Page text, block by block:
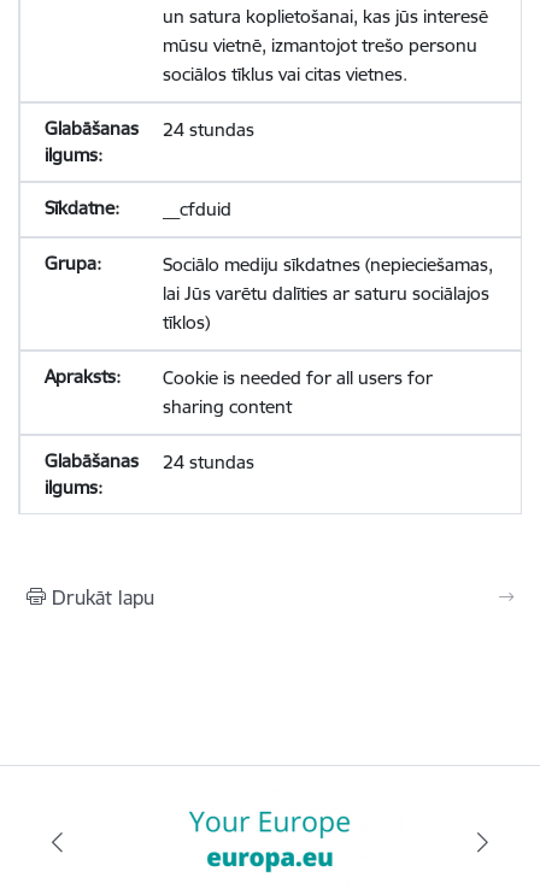
un satura koplietošanai, kas jūs interesē
mūsu vietnē, izmantojot trešo personu
sociālos tīklus vai citas vietnes.
24 stundas
__cfduid
Sociālo mediju sīkdatnes (nepieciešamas,
lai Jūs varētu dalīties ar saturu sociālajos
tīklos)
Cookie is needed for all users for
sharing content
24 stundas
Drukāt lapu